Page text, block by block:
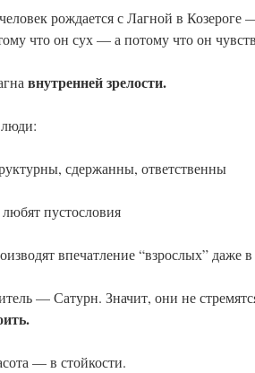
рождается с Лагной в
что он сух — а потому что он
внутренней зрелости.
сдержанны, ответственны
пустословия
впечатление “взрослых” даже в
— Сатурн. Значит, они не
— в стойкости.